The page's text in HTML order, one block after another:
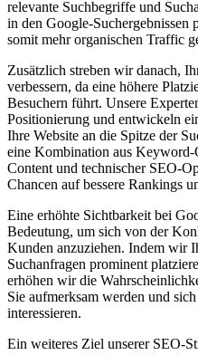
relevante Suchbegriffe und
in den Google-Suchergebnissen
somit mehr organischen Traffic
Zusätzlich streben wir danach,
verbessern, da eine höhere
Besuchern führt. Unsere
Positionierung und entwickeln
Ihre Website an die Spitze der
eine Kombination aus
Content und technischer SEO-
Chancen auf bessere Rankings
Eine erhöhte Sichtbarkeit bei
Bedeutung, um sich von der
Kunden anzuziehen. Indem wir
Suchanfragen prominent
erhöhen wir die
Sie aufmerksam werden und
interessieren.
Ein weiteres Ziel unserer SEO-